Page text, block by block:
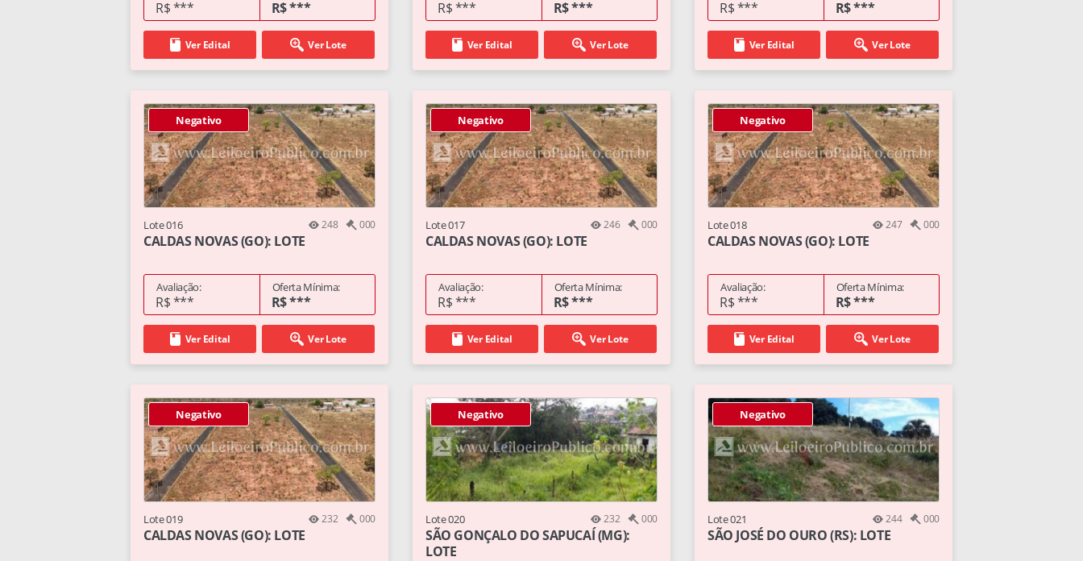
R$ *** R$ ***
Ver Edital Ver Lote
R$ *** R$ ***
Ver Edital Ver Lote
R$ *** R$ ***
Ver Edital Ver Lote
Negativo
Lote 016 248 000
CALDAS NOVAS (GO): LOTE
Avaliação:
R$ ***
Oferta Mínima:
R$ ***
Ver Edital Ver Lote
Negativo
Lote 017 246 000
CALDAS NOVAS (GO): LOTE
Avaliação:
R$ ***
Oferta Mínima:
R$ ***
Ver Edital Ver Lote
Negativo
Lote 018 247 000
CALDAS NOVAS (GO): LOTE
Avaliação:
R$ ***
Oferta Mínima:
R$ ***
Ver Edital Ver Lote
Negativo
Lote 019 232 000
CALDAS NOVAS (GO): LOTE
Negativo
Lote 020 232 000
SÃO GONÇALO DO SAPUCAÍ (MG):
LOTE
Negativo
Lote 021 244 000
SÃO JOSÉ DO OURO (RS): LOTE